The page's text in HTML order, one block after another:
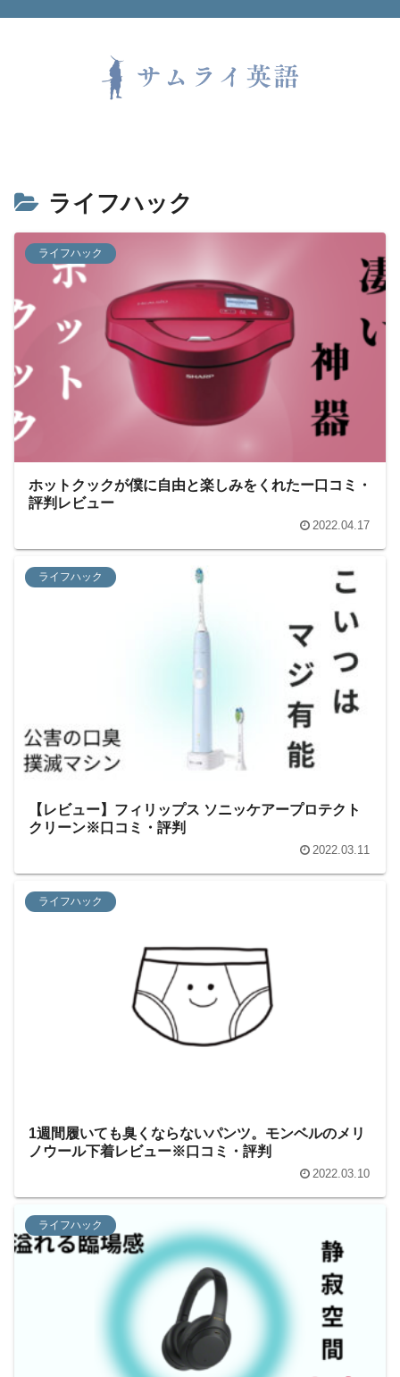
ライフハック
ライフハック
ホットクックが僕に自由と楽しみをくれたー口コミ・
評判レビュー
2022.04.17
ライフハック
【レビュー】フィリップス ソニッケアープロテクト
クリーン※口コミ・評判
2022.03.11
ライフハック
1週間履いても臭くならないパンツ。モンベルのメリ
ノウール下着レビュー※口コミ・評判
2022.03.10
ライフハック